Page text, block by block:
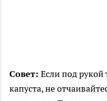
Совет: Если под рукой
капуста, не